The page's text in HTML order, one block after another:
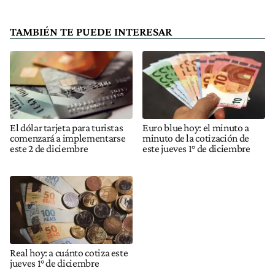
TAMBIÉN TE PUEDE INTERESAR
El dólar tarjeta para turistas
comenzará a implementarse
este 2 de diciembre
Euro blue hoy: el minuto a
minuto de la cotización de
este jueves 1° de diciembre
Real hoy: a cuánto cotiza este
jueves 1° de diciembre